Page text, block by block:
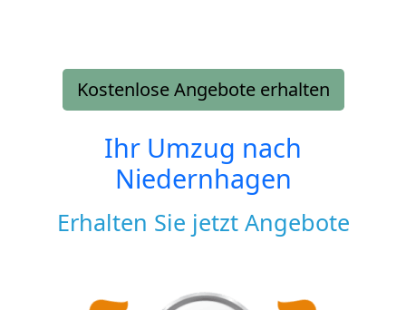
Kostenlose Angebote erhalten
Ihr Umzug nach
Niedernhagen
Erhalten Sie jetzt Angebote